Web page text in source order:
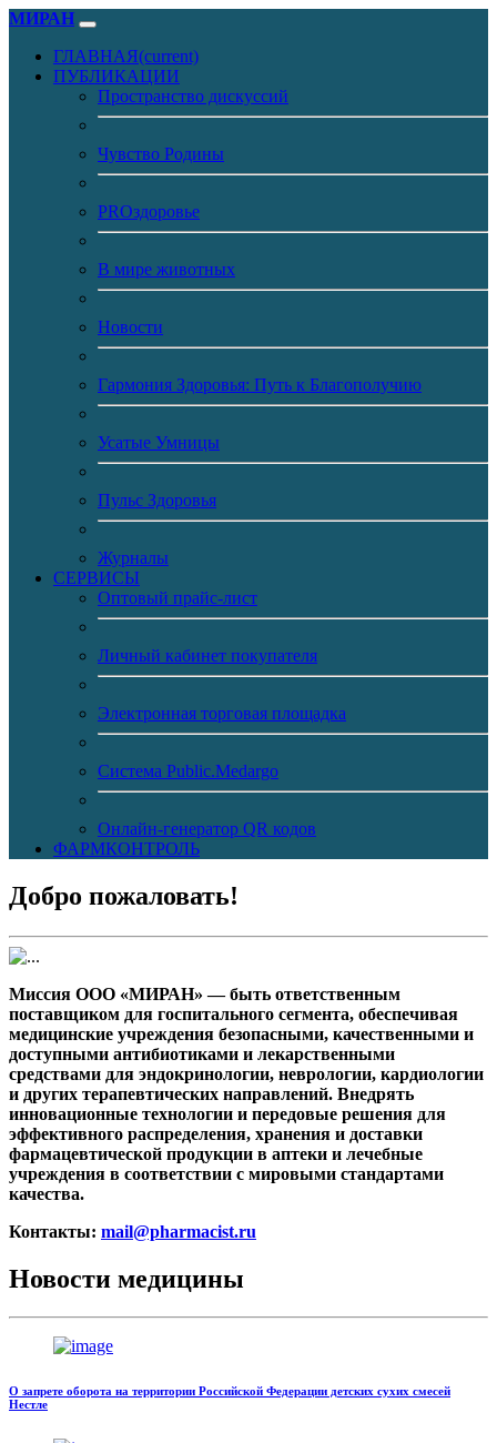
МИРАН
ГЛАВНАЯ(current)
ПУБЛИКАЦИИ
Пространство дискуссий
Чувство Родины
PROздоровье
В мире животных
Новости
Гармония Здоровья: Путь к Благополучию
Усатые Умницы
Пульс Здоровья
Журналы
CЕРВИСЫ
Оптовый прайс-лист
Личный кабинет покупателя
Электронная торговая площадка
Система Public.Medargo
Онлайн-генератор QR кодов
ФАРМКОНТРОЛЬ
Добро пожаловать!
Миссия ООО «МИРАН» — быть ответственным
поставщиком для госпитального сегмента, обеспечивая
медицинские учреждения безопасными, качественными и
доступными антибиотиками и лекарственными
средствами для эндокринологии, неврологии, кардиологии
и других терапевтических направлений. Внедрять
инновационные технологии и передовые решения для
эффективного распределения, хранения и доставки
фармацевтической продукции в аптеки и лечебные
учреждения в соответствии с мировыми стандартами
качества.
Контакты: mail@pharmacist.ru
Новости медицины
О запрете оборота на территории Российской Федерации детских сухих смесей
Нестле